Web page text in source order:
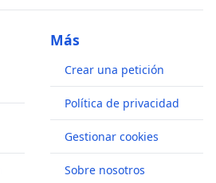
Más
Crear una petición
Política de privacidad
Gestionar cookies
Sobre nosotros